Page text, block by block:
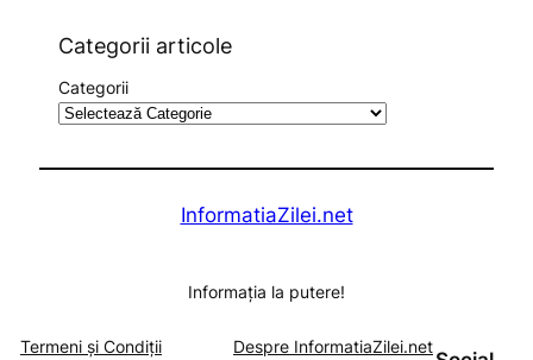
Categorii articole
Categorii
InformatiaZilei.net
Informația la putere!
Termeni și Condiții Despre InformatiaZilei.net